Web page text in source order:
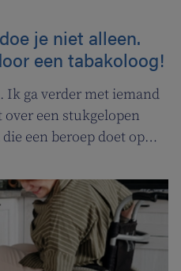
je niet alleen.
een tabakoloog!
Ik ga verder met iemand
over een stukgelopen
een beroep doet op
met een nieuwe
door